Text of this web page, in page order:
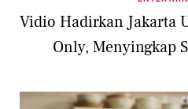
Vidio Hadirkan Jakarta
Only, Menyingkap